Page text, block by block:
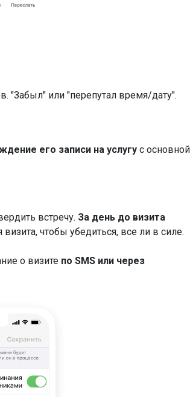
"Забыл" или "перепутал время/дату".
его записи на услугу с основной
встречу. За день до визита
чтобы убедиться, все ли в силе.
о визите по SMS или через